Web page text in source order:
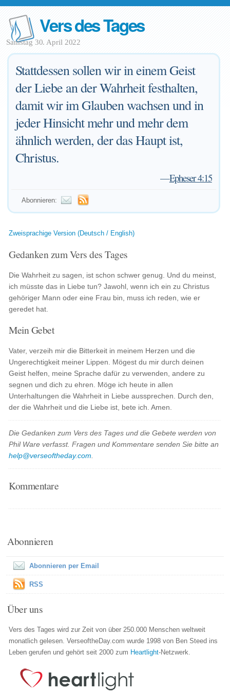
Vers des Tages
Samstag 30. April 2022
Stattdessen sollen wir in einem Geist
der Liebe an der Wahrheit festhalten,
damit wir im Glauben wachsen und in
jeder Hinsicht mehr und mehr dem
ähnlich werden, der das Haupt ist,
Christus.
—Epheser 4:15
Abonnieren:
Zweisprachige Version (Deutsch / English)
Gedanken zum Vers des Tages
Die Wahrheit zu sagen, ist schon schwer genug. Und du meinst,
ich müsste das in Liebe tun? Jawohl, wenn ich ein zu Christus
gehöriger Mann oder eine Frau bin, muss ich reden, wie er
geredet hat.
Mein Gebet
Vater, verzeih mir die Bitterkeit in meinem Herzen und die
Ungerechtigkeit meiner Lippen. Mögest du mir durch deinen
Geist helfen, meine Sprache dafür zu verwenden, andere zu
segnen und dich zu ehren. Möge ich heute in allen
Unterhaltungen die Wahrheit in Liebe aussprechen. Durch den,
der die Wahrheit und die Liebe ist, bete ich. Amen.
Die Gedanken zum Vers des Tages und die Gebete werden von
Phil Ware verfasst. Fragen und Kommentare senden Sie bitte an
help@verseoftheday.com
Kommentare
Abonnieren
Abonnieren per Email
RSS
Über uns
Vers des Tages wird zur Zeit von über 250.000 Menschen weltweit
monatlich gelesen. VerseoftheDay.com wurde 1998 von Ben Steed ins
Leben gerufen und gehört seit 2000 zum Heartlight-Netzwerk.